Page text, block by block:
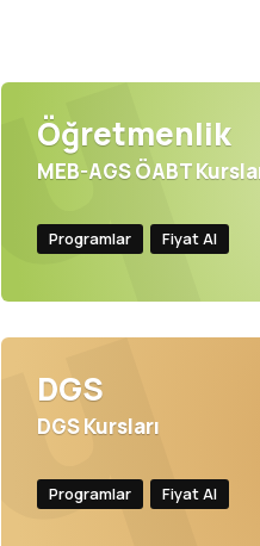
Öğretmenlik
MEB-AGS ÖABT
Programlar Fiyat Al
DGS
DGS Kursları
Programlar Fiyat Al